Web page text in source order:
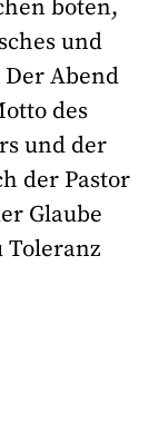
boten,
und
Der Abend
des
und der
der Pastor
Glaube
Toleranz